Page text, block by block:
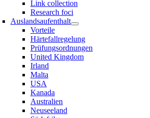
Link collection
Research foci
Auslandsaufenthalt
Vorteile
Härtefallregelung
Prüfungsordnungen
United Kingdom
Irland
Malta
USA
Kanada
Australien
Neuseeland